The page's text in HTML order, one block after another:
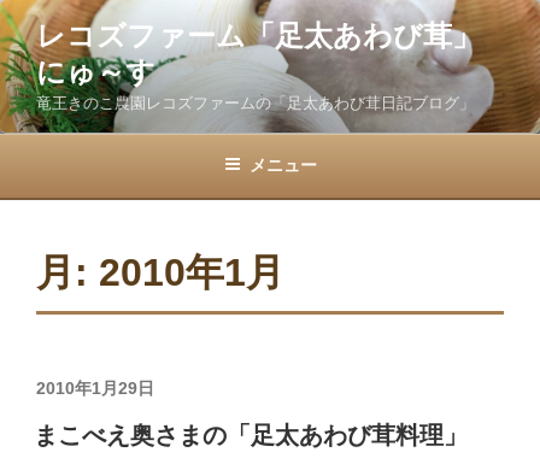
コ
ン
テ
ン
ツ
レコズファーム「足太あわび茸」
にゅ～す
竜王きのこ農園レコズファームの「足太あわび茸日記ブログ」
メニュー
月: 2010年1月
投
日:
2010年1月29日
まこべえ奥さまの「足太あわび茸料理」